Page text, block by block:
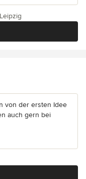
von der ersten Idee
auch gern bei